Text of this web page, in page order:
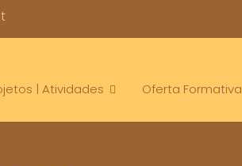
| Atividades Oferta Formativa